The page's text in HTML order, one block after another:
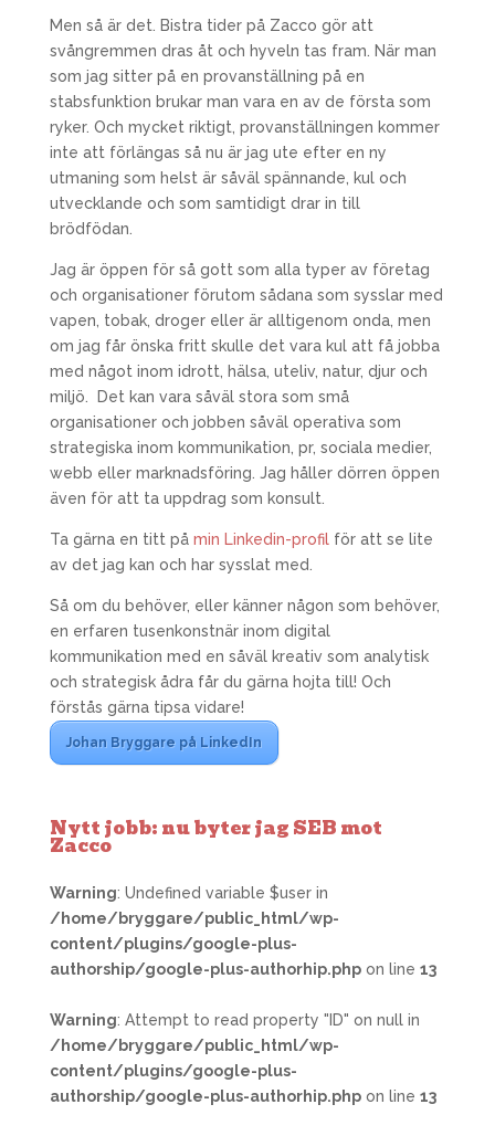
Men så är det. Bistra tider på Zacco gör att
svångremmen dras åt och hyveln tas fram. När man
som jag sitter på en provanställning på en
stabsfunktion brukar man vara en av de första som
ryker. Och mycket riktigt, provanställningen kommer
inte att förlängas så nu är jag ute efter en ny
utmaning som helst är såväl spännande, kul och
utvecklande och som samtidigt drar in till
brödfödan.
Jag är öppen för så gott som alla typer av företag
och organisationer förutom sådana som sysslar med
vapen, tobak, droger eller är alltigenom onda, men
om jag får önska fritt skulle det vara kul att få jobba
med något inom idrott, hälsa, uteliv, natur, djur och
miljö. Det kan vara såväl stora som små
organisationer och jobben såväl operativa som
strategiska inom kommunikation, pr, sociala medier,
webb eller marknadsföring. Jag håller dörren öppen
även för att ta uppdrag som konsult.
Ta gärna en titt på min Linkedin-profilför att se lite
av det jag kan och har sysslat med.
Så om du behöver, eller känner någon som behöver,
en erfaren tusenkonstnär inom digital
kommunikation med en såväl kreativ som analytisk
och strategisk ådra får du gärna hojta till! Och
förstås gärna tipsa vidare!
Johan Bryggare på LinkedIn
Nytt jobb: nu byter jag SEB mot
Zacco
Warning: Undefined variable $user in
/home/bryggare/public_html/wp-
content/plugins/google-plus-
authorship/google-plus-authorhip.phpon line 13
Warning: Attempt to read property "ID" on null in
/home/bryggare/public_html/wp-
content/plugins/google-plus-
authorship/google-plus-authorhip.phpon line 13